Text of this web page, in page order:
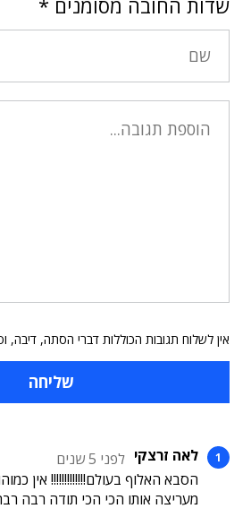
שדות החובה מסומנים *
אין לשלוח תגובות הכוללות דברי הסתה, דיבה,
לאה זרצקי לפני 5 שנים
הסבא האלוף בעולם!!!!!!!!!!!!! אין
מעריצה אותו הכי הכי תודה רבה